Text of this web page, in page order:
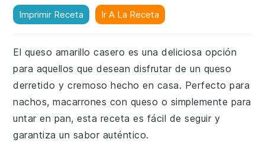
Imprimir Receta Ir A La Receta
El queso amarillo casero es una deliciosa opción
para aquellos que desean disfrutar de un queso
derretido y cremoso hecho en casa. Perfecto para
nachos, macarrones con queso o simplemente para
untar en pan, esta receta es fácil de seguir y
garantiza un sabor auténtico.